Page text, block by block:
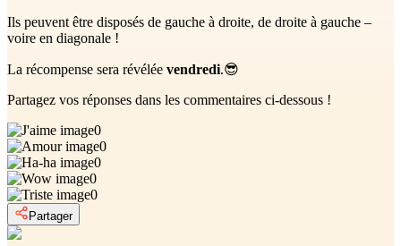
Ils peuvent être disposés de gauche à droite, de droite à gauche –
voire en diagonale !
La récompense sera révélée vendredi.😎
Partagez vos réponses dans les commentaires ci-dessous !
0
0
0
0
0
Partager